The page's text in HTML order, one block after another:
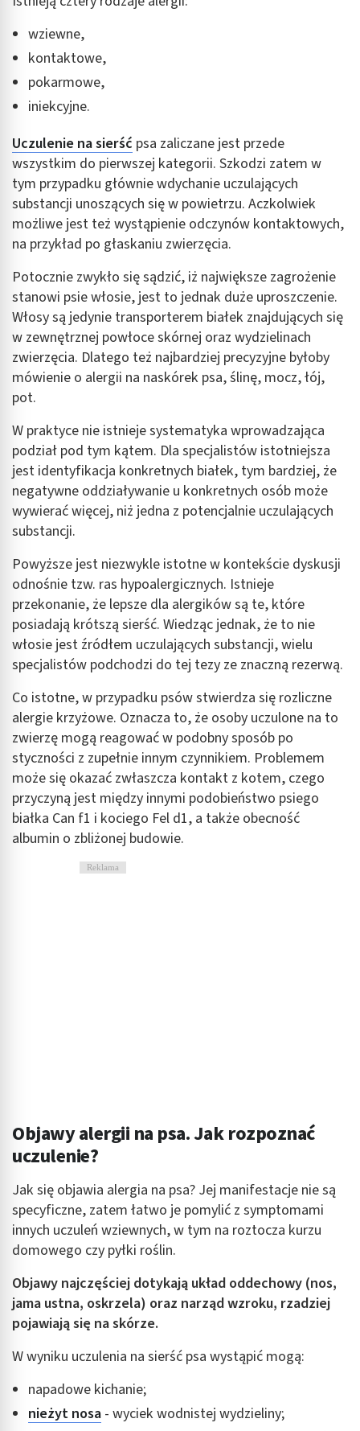
wziewne,
kontaktowe,
pokarmowe,
iniekcyjne.
Uczulenie na sierść psa zaliczane jest przede
wszystkim do pierwszej kategorii. Szkodzi zatem w
tym przypadku głównie wdychanie uczulających
substancji unoszących się w powietrzu. Aczkolwiek
możliwe jest też wystąpienie odczynów kontaktowych,
na przykład po głaskaniu zwierzęcia.
Potocznie zwykło się sądzić, iż największe zagrożenie
stanowi psie włosie, jest to jednak duże uproszczenie.
Włosy są jedynie transporterem białek znajdujących się
w zewnętrznej powłoce skórnej oraz wydzielinach
zwierzęcia. Dlatego też najbardziej precyzyjne byłoby
mówienie o alergii na naskórek psa, ślinę, mocz, łój,
pot.
W praktyce nie istnieje systematyka wprowadzająca
podział pod tym kątem. Dla specjalistów istotniejsza
jest identyfikacja konkretnych białek, tym bardziej, że
negatywne oddziaływanie u konkretnych osób może
wywierać więcej, niż jedna z potencjalnie uczulających
substancji.
Powyższe jest niezwykle istotne w kontekście dyskusji
odnośnie tzw. ras hypoalergicznych. Istnieje
przekonanie, że lepsze dla alergików są te, które
posiadają krótszą sierść. Wiedząc jednak, że to nie
włosie jest źródłem uczulających substancji, wielu
specjalistów podchodzi do tej tezy ze znaczną rezerwą.
Co istotne, w przypadku psów stwierdza się rozliczne
alergie krzyżowe. Oznacza to, że osoby uczulone na to
zwierzę mogą reagować w podobny sposób po
styczności z zupełnie innym czynnikiem. Problemem
może się okazać zwłaszcza kontakt z kotem, czego
przyczyną jest między innymi podobieństwo psiego
białka Can f1 i kociego Fel d1, a także obecność
albumin o zbliżonej budowie.
Reklama
Objawy alergii na psa. Jak rozpoznać
uczulenie?
Jak się objawia alergia na psa? Jej manifestacje nie są
specyficzne, zatem łatwo je pomylić z symptomami
innych uczuleń wziewnych, w tym na roztocza kurzu
domowego czy pyłki roślin.
Objawy najczęściej dotykają układ oddechowy (nos,
jama ustna, oskrzela) oraz narząd wzroku, rzadziej
pojawiają się na skórze.
W wyniku uczulenia na sierść psa wystąpić mogą:
napadowe kichanie;
nieżyt nosa - wyciek wodnistej wydzieliny;